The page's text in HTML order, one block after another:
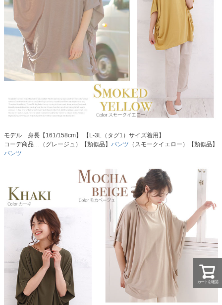
モデル 身長【161/158cm】 【L-3L（タグ1）サイズ着用】
コーデ商品…（グレージュ）【類似品】 パンツ （スモークイエロー）【類似品】
パンツ
カートを確認